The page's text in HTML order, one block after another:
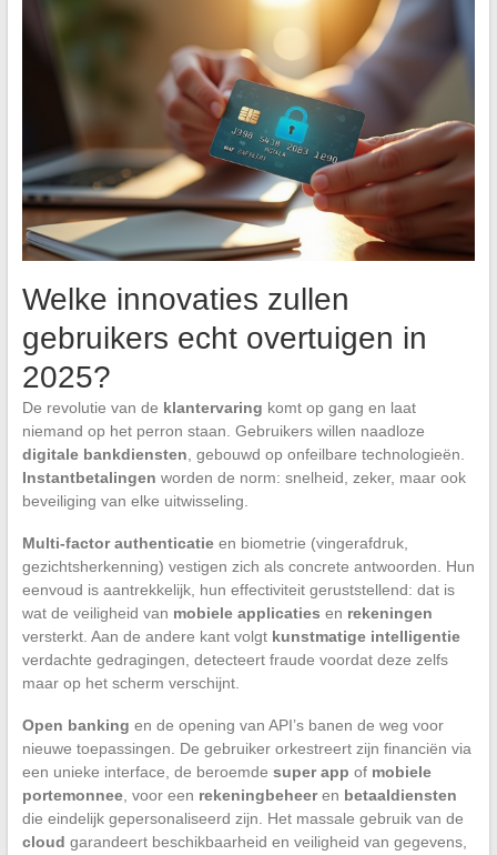
Welke innovaties zullen
gebruikers echt overtuigen in
2025?
De revolutie van de klantervaring komt op gang en laat
niemand op het perron staan. Gebruikers willen naadloze
digitale bankdiensten , gebouwd op onfeilbare technologieën.
Instantbetalingen worden de norm: snelheid, zeker, maar ook
beveiliging van elke uitwisseling.
Multi-factor authenticatieen biometrie (vingerafdruk,
gezichtsherkenning) vestigen zich als concrete antwoorden. Hun
eenvoud is aantrekkelijk, hun effectiviteit geruststellend: dat is
wat de veiligheid van mobiele applicaties en rekeningen
versterkt. Aan de andere kant volgt kunstmatige intelligentie
verdachte gedragingen, detecteert fraude voordat deze zelfs
maar op het scherm verschijnt.
Open banking en de opening van API’s banen de weg voor
nieuwe toepassingen. De gebruiker orkestreert zijn financiën via
een unieke interface, de beroemde super app of mobiele
portemonnee, voor een rekeningbeheeren betaaldiensten
die eindelijk gepersonaliseerd zijn. Het massale gebruik van de
cloud garandeert beschikbaarheid en veiligheid van gegevens,